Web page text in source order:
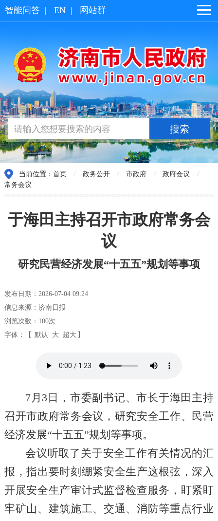
智能问答 | EN | 网站群
当前位置： 首页 / 政务公开 / 市政府 / 政府会议
/
常务会议
于海田主持召开市政府常务会
议
研究民营经济发展“十五五”规划等事项
发布日期：2026-07-04 09:24
信息来源：济南日报
浏览次数： 100次
字体：【 默认 大 超大 】
7月3日，市委副书记、市长于海田主持
召开市政府常务会议，研究安全工作、民营
经济发展“十五五”规划等事项。
会议听取了关于安全工作有关情况的汇
报，指出要时刻绷紧安全生产这根弦，深入
开展安全生产审计式监督检查服务，盯紧盯
牢矿山、建筑施工、交通、消防等重点行业